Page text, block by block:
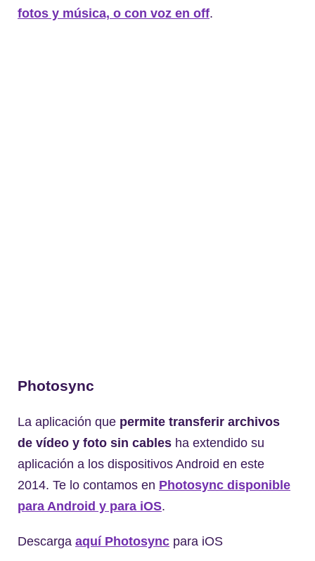
fotos y música, o con voz en off.
Photosync
La aplicación que permite transferir archivos
de vídeo y foto sin cables ha extendido su
aplicación a los dispositivos Android en este
2014. Te lo contamos en Photosync disponible
para Android y para iOS.
Descarga aquí Photosync para iOS